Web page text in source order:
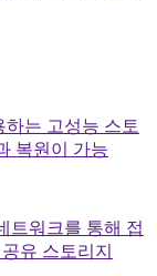
는 고성능 스토
복원이 가능
트워크를 통해 접
유 스토리지